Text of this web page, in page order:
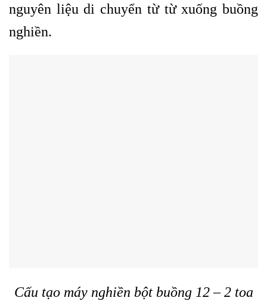
nguyên liệu di chuyển từ từ xuống buồng
nghiền.
Cấu tạo máy nghiền bột buồng 12 – 2 toa